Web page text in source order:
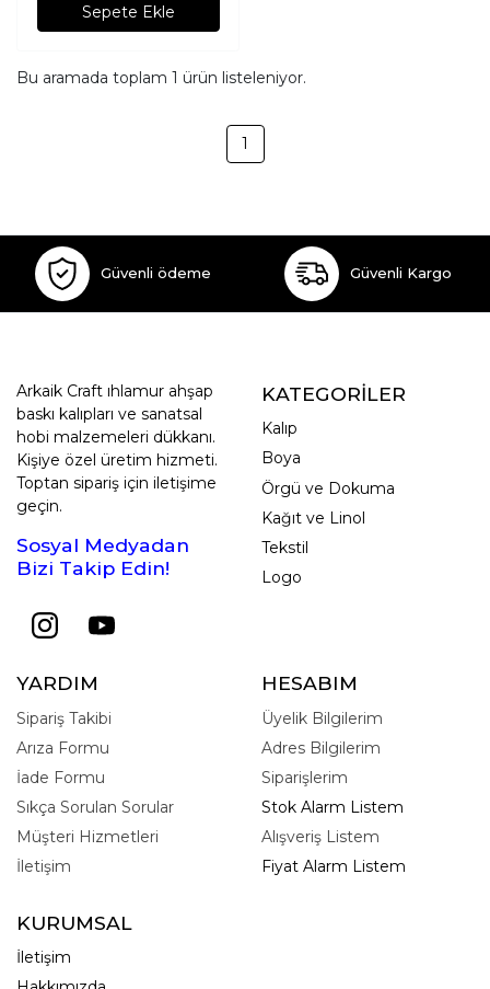
Sepete Ekle
Bu aramada toplam 1 ürün listeleniyor.
1
Güvenli ödeme Güvenli Kargo
Arkaik Craft ıhlamur ahşap
baskı kalıpları ve sanatsal
hobi malzemeleri dükkanı.
Kişiye özel üretim hizmeti.
Toptan sipariş için iletişime
geçin.
Sosyal Medyadan
Bizi Takip Edin!
KATEGORİLER
Kalıp
Boya
Örgü ve Dokuma
Kağıt ve Linol
Tekstil
Logo
YARDIM
Sipariş Takibi
Arıza Formu
İade Formu
Sıkça Sorulan Sorular
Müşteri Hizmetleri
İletişim
HESABIM
Üyelik Bilgilerim
Adres Bilgilerim
Siparişlerim
Stok Alarm Listem
Alışveriş Listem
Fiyat Alarm Listem
KURUMSAL
İletişim